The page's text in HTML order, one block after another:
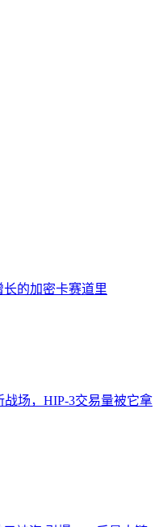
的加密卡赛道里
战场，HIP-3交易量被它拿